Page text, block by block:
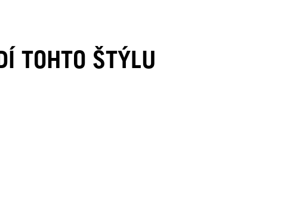
TOHTO ŠTÝLU